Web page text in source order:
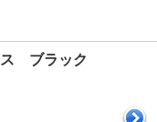
ス ブラック